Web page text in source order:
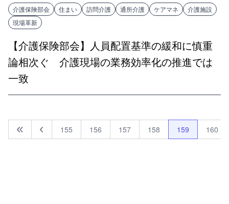
介護保険部会 住まい 訪問介護 通所介護 ケアマネ
介護施設
現場革新
【介護保険部会】人員配置基準の緩和に慎重
論相次ぐ 介護現場の業務効率化の推進では
一致
155 156 157 158 159 160